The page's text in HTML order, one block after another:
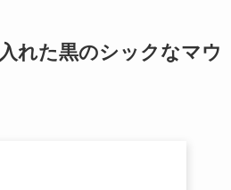
れた黒のシックなマウ